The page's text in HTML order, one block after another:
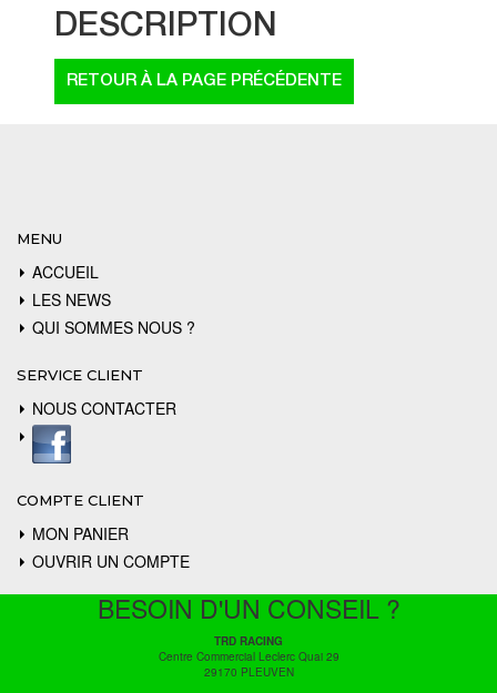
DESCRIPTION
MENU
ACCUEIL
LES NEWS
QUI SOMMES NOUS ?
SERVICE CLIENT
NOUS CONTACTER
COMPTE CLIENT
MON PANIER
OUVRIR UN COMPTE
BESOIN D'UN CONSEIL ?
TRD RACING
Centre Commercial Leclerc Quai 29
29170 PLEUVEN